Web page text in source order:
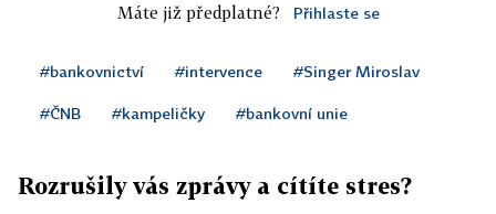
Máte již předplatné? Přihlaste se
#bankovnictví #intervence #Singer Miroslav
#ČNB #kampeličky #bankovní unie
Rozrušily vás zprávy a cítíte stres?